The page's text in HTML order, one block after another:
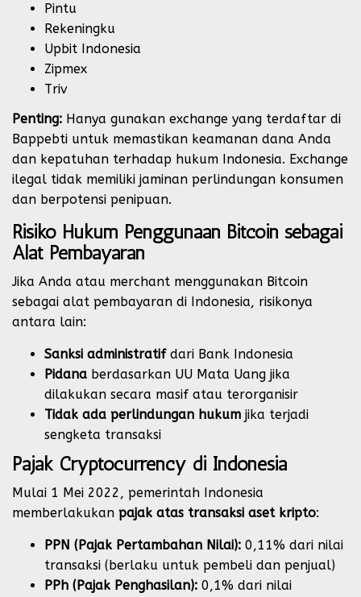
Pintu
Rekeningku
Upbit Indonesia
Zipmex
Triv
Penting: Hanya gunakan exchange yang terdaftar di
Bappebti untuk memastikan keamanan dana Anda
dan kepatuhan terhadap hukum Indonesia. Exchange
ilegal tidak memiliki jaminan perlindungan konsumen
dan berpotensi penipuan.
Risiko Hukum Penggunaan Bitcoin sebagai
Alat Pembayaran
Jika Anda atau merchant menggunakan Bitcoin
sebagai alat pembayaran di Indonesia, risikonya
antara lain:
Sanksi administratifdari Bank Indonesia
Pidana berdasarkan UU Mata Uang jika
dilakukan secara masif atau terorganisir
Tidak ada perlindungan hukum jika terjadi
sengketa transaksi
Pajak Cryptocurrency di Indonesia
Mulai 1 Mei 2022, pemerintah Indonesia
memberlakukan pajak atas transaksi aset kripto:
PPN (Pajak Pertambahan Nilai): 0,11% dari nilai
transaksi (berlaku untuk pembeli dan penjual)
PPh (Pajak Penghasilan): 0,1% dari nilai